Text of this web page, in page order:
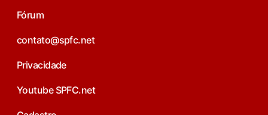
Fórum
contato@spfc.net
Privacidade
Youtube SPFC.net